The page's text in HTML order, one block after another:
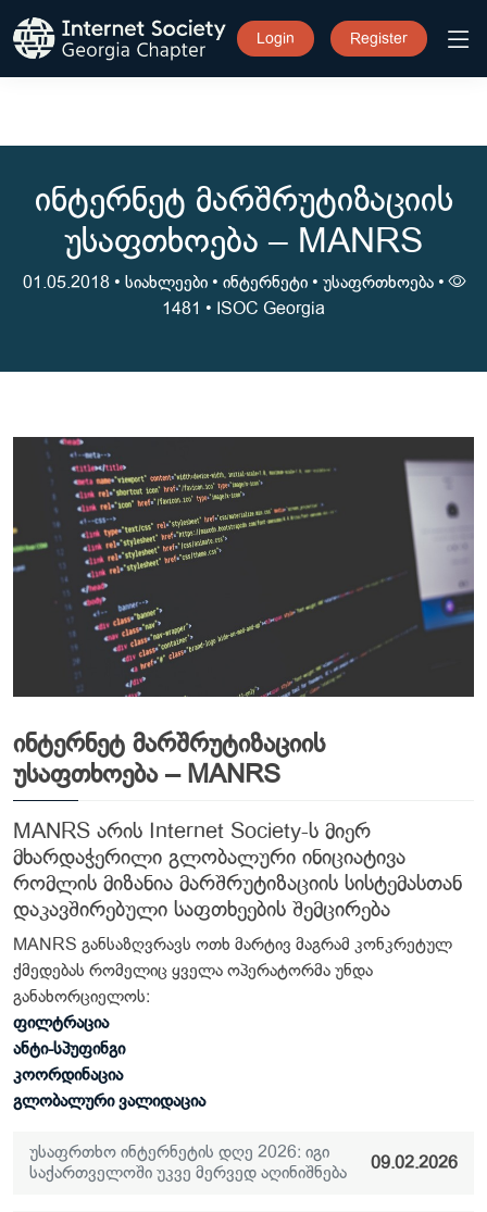
Login Register
ინტერნეტ მარშრუტიზაციის
უსაფთხოება – MANRS
01.05.2018 • სიახლეები• ინტერნეტი• უსაფრთხოება•
1481 • ISOC Georgia
ინტერნეტ მარშრუტიზაციის
უსაფთხოება – MANRS
MANRS არის Internet Society-ს მიერ
მხარდაჭერილი გლობალური ინიციატივა
რომლის მიზანია მარშრუტიზაციის სისტემასთან
დაკავშირებული საფთხეების შემცირება
MANRS განსაზღვრავს ოთხ მარტივ მაგრამ კონკრეტულ
ქმედებას რომელიც ყველა ოპერატორმა უნდა
განახორციელოს:
ფილტრაცია
ანტი-სპუფინგი
კოორდინაცია
გლობალური ვალიდაცია
უსაფრთხო ინტერნეტის დღე 2026: იგი
საქართველოში უკვე მერვედ აღინიშნება
09.02.2026